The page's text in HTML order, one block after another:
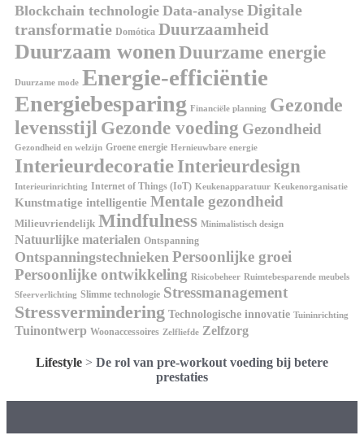
Blockchain technologie Data-analyse Digitale
transformatie Domótica Duurzaamheid
Duurzaam wonenDuurzame energie
Duurzame mode Energie-efficiëntie
Energiebesparing Financiële planning Gezonde
levensstijl Gezonde voeding Gezondheid
Gezondheid en welzijn Groene energie Hernieuwbare energie
InterieurdecoratieInterieurdesign
Interieurinrichting Internet of Things (IoT) Keukenapparatuur Keukenorganisatie
Kunstmatige intelligentie Mentale gezondheid
Milieuvriendelijk Mindfulness Minimalistisch design
Natuurlijke materialen Ontspanning
Ontspanningstechnieken Persoonlijke groei
Persoonlijke ontwikkeling Risicobeheer Ruimtebesparende meubels
Sfeerverlichting Slimme technologie Stressmanagement
Stressvermindering Technologische innovatie Tuininrichting
Tuinontwerp Woonaccessoires Zelfliefde Zelfzorg
Lifestyle > De rol van pre-workout voeding bij betere
prestaties